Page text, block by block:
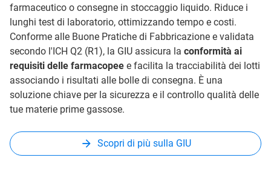
farmaceutico o consegne in stoccaggio liquido. Riduce i
lunghi test di laboratorio, ottimizzando tempo e costi.
Conforme alle Buone Pratiche di Fabbricazione e validata
secondo l'ICH Q2 (R1), la GIU assicura la conformità ai
requisiti delle farmacopee e facilita la tracciabilità dei lotti
associando i risultati alle bolle di consegna. È una
soluzione chiave per la sicurezza e il controllo qualità delle
tue materie prime gassose.
Scopri di più sulla GIU